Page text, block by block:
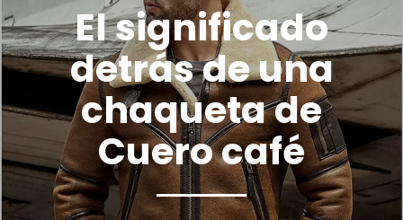
El significado
detrás de una
chaqueta de
Cuero café